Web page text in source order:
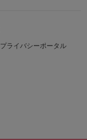
プライバシーポータル